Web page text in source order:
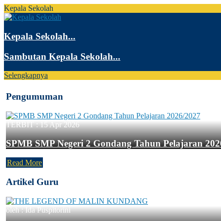
Kepala Sekolah
Kepala Sekolah...
Sambutan Kepala Sekolah...
Selengkapnya
Pengumuman
TERBIT :15 Apr 2026
SPMB SMP Negeri 2 Gondang Tahun Pelajaran
Read More
Artikel Guru
oleh : Ida Puspitorini